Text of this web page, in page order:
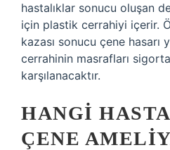
hastalıklar sonucu oluşan
için plastik cerrahiyi içerir.
kazası sonucu çene hasarı
cerrahinin masrafları
karşılanacaktır.
HANGI
ÇENE